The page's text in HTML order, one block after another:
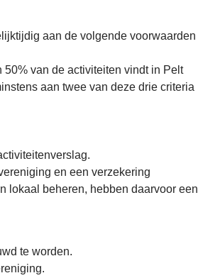
aan de volgende voorwaarden
van de activiteiten vindt in Pelt
aan twee van deze drie criteria
en een verzekering
lokaal beheren, hebben daarvoor een
te worden.